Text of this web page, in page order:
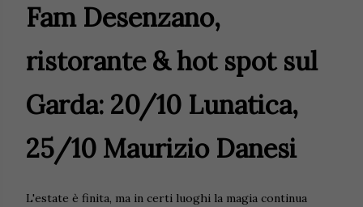
Fam Desenzano,
ristorante & hot spot sul
Garda: 20/10 Lunatica,
25/10 Maurizio Danesi
L'estate è finita, ma in certi luoghi la magia continua